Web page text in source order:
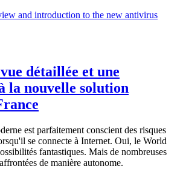
détaillée et une
la nouvelle solution
est parfaitement conscient des risques
se connecte à Internet. Oui, le World
fantastiques. Mais de nombreuses
de manière autonome.